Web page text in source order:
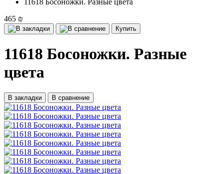
11618 Босоножки. Разные цвета
465 ₪
Купить
11618 Босоножки. Разные
цвета
В закладки В сравнение